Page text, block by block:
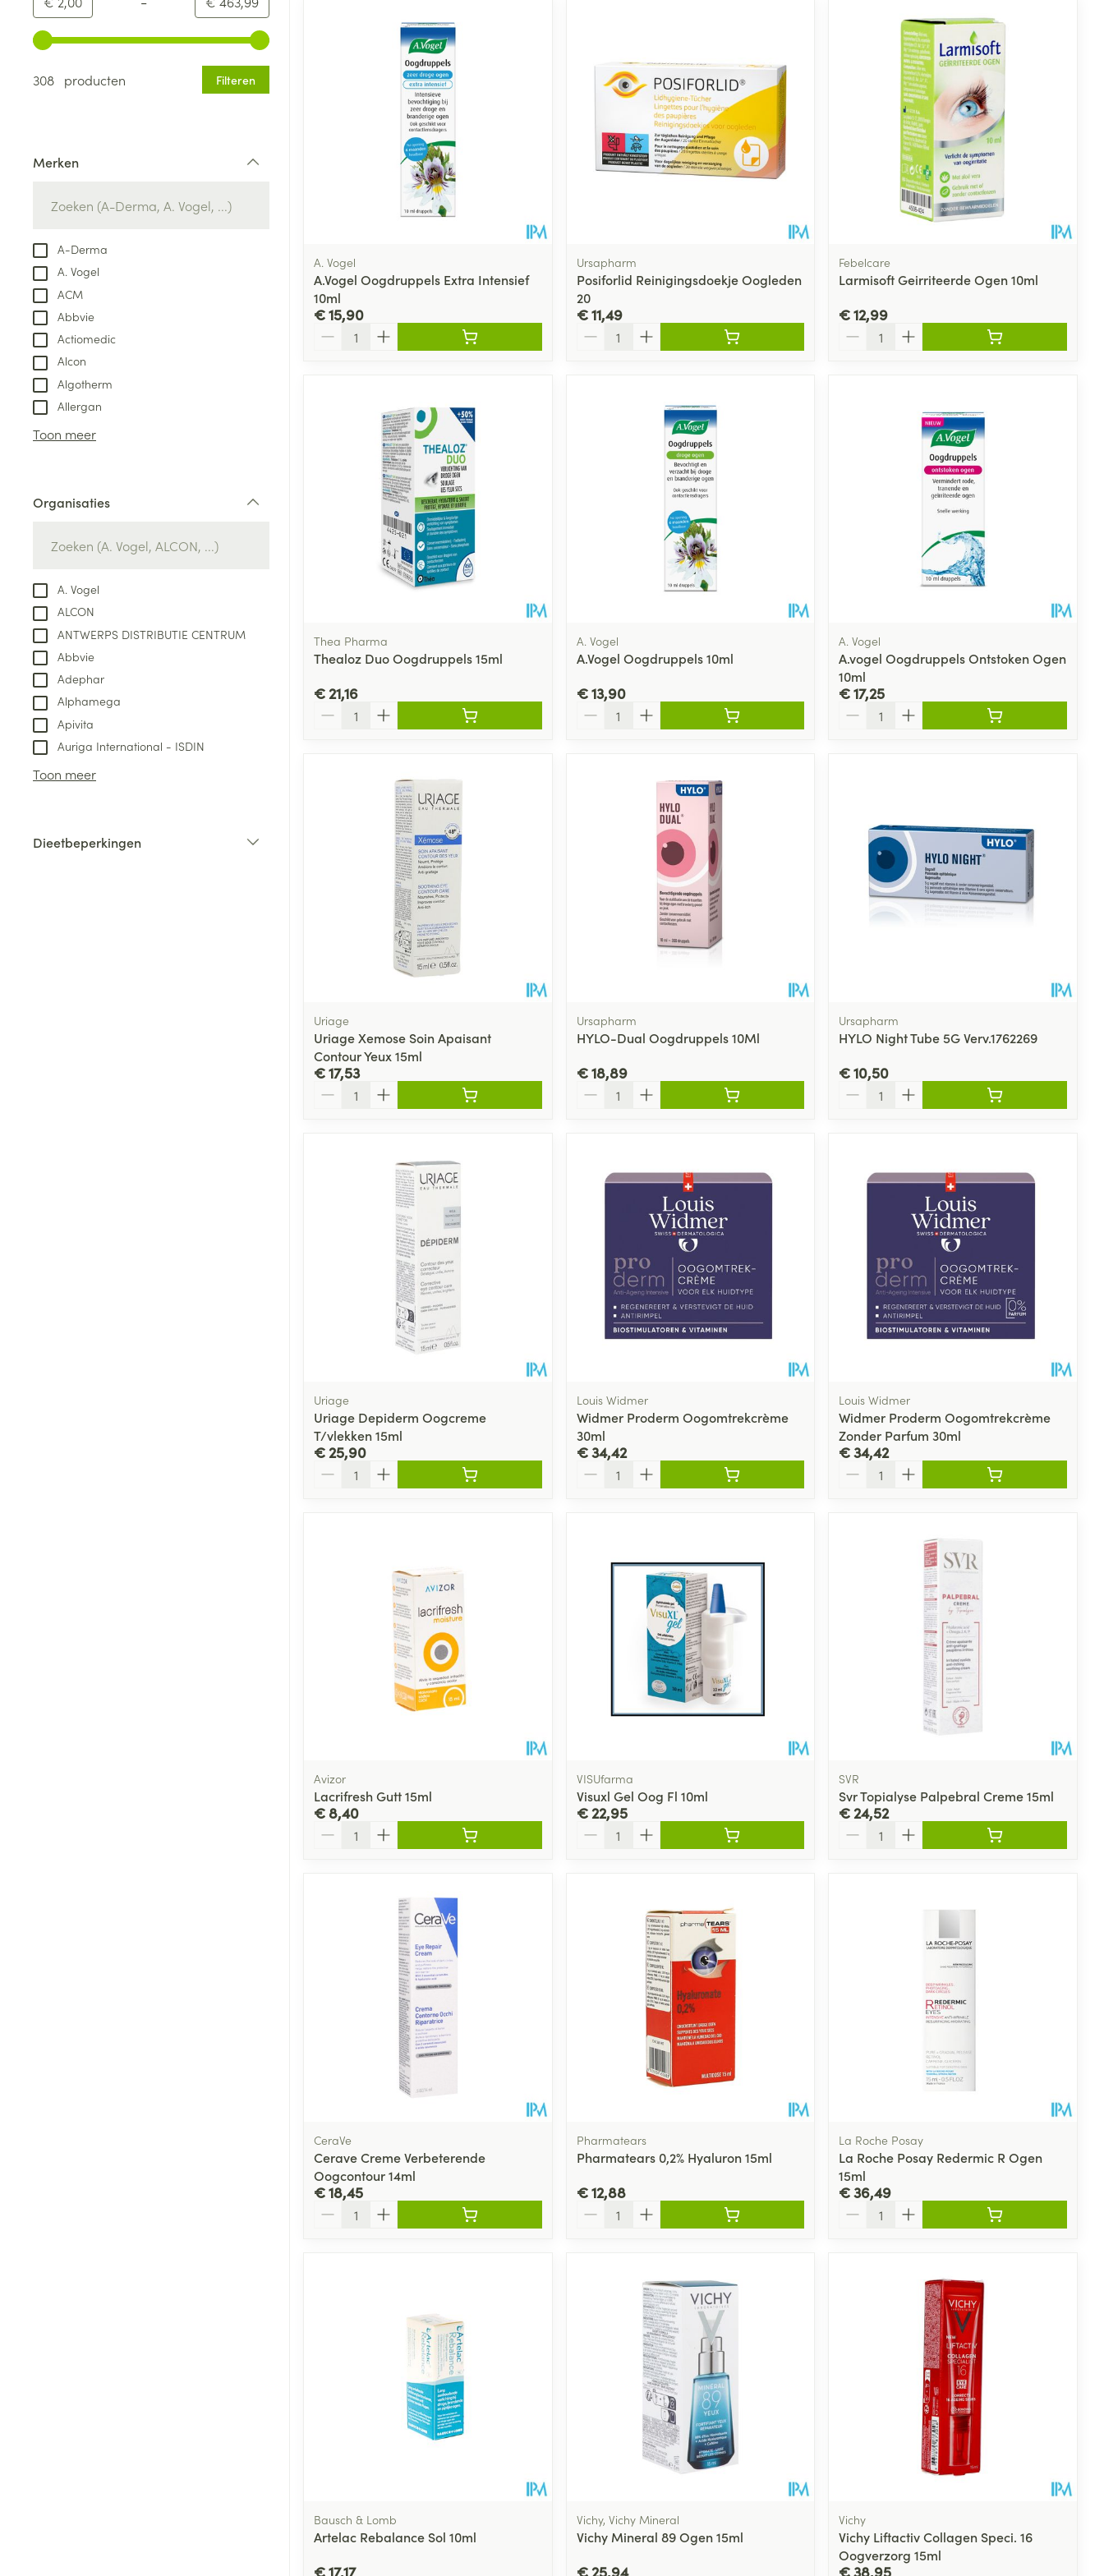
Gebruik de pijltjestoetsen links en rechts om de minimale en maximale prijswaarden aan te passen.
308 producten
Filteren
Merken
A-Derma
A. Vogel
ACM
Abbvie
Actiomedic
Alcon
Algotherm
Allergan
Toon meer
Organisaties
A. Vogel
ALCON
ANTWERPS DISTRIBUTIE CENTRUM
Abbvie
Adephar
Alphamega
Apivita
Auriga International - ISDIN
Toon meer
Dieetbeperkingen
A. Vogel
A.Vogel Oogdruppels Extra Intensief
10ml
€ 15,90
Ursapharm
Posiforlid Reinigingsdoekje Oogleden
20
€ 11,49
Febelcare
Larmisoft Geirriteerde Ogen 10ml
€ 12,99
Thea Pharma
Thealoz Duo Oogdruppels 15ml
€ 21,16
A. Vogel
A.Vogel Oogdruppels 10ml
€ 13,90
A. Vogel
A.vogel Oogdruppels Ontstoken Ogen
10ml
€ 17,25
Uriage
Uriage Xemose Soin Apaisant
Contour Yeux 15ml
€ 17,53
Ursapharm
HYLO-Dual Oogdruppels 10Ml
€ 18,89
Ursapharm
HYLO Night Tube 5G Verv.1762269
€ 10,50
Uriage
Uriage Depiderm Oogcreme
T/vlekken 15ml
€ 25,90
Louis Widmer
Widmer Proderm Oogomtrekcrème
30ml
€ 34,42
Louis Widmer
Widmer Proderm Oogomtrekcrème
Zonder Parfum 30ml
€ 34,42
Avizor
Lacrifresh Gutt 15ml
€ 8,40
VISUfarma
Visuxl Gel Oog Fl 10ml
€ 22,95
SVR
Svr Topialyse Palpebral Creme 15ml
€ 24,52
CeraVe
Cerave Creme Verbeterende
Oogcontour 14ml
€ 18,45
Pharmatears
Pharmatears 0,2% Hyaluron 15ml
€ 12,88
La Roche Posay
La Roche Posay Redermic R Ogen
15ml
€ 36,49
Bausch & Lomb
Artelac Rebalance Sol 10ml
€ 17,17
Vichy, Vichy Mineral
Vichy Mineral 89 Ogen 15ml
€ 25,94
Vichy
Vichy Liftactiv Collagen Speci. 16
Oogverzorg 15ml
€ 38,95